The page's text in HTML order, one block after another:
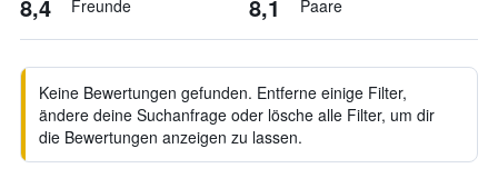
8,4 Freunde 8,1 Paare
Keine Bewertungen gefunden. Entferne einige Filter,
ändere deine Suchanfrage oder lösche alle Filter, um dir
die Bewertungen anzeigen zu lassen.